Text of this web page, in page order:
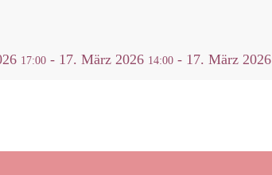
17:00 - 17. März 2026 14:00 - 17. März 2026